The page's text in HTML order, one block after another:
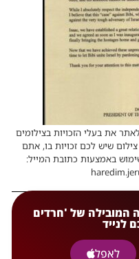
את בעלי הזכויות בצילומים
צילום שיש לכם זכויות בו, אתם
באמצעות כתובת המייל:
המובילה של 'חרדים
לנייד
לאפל